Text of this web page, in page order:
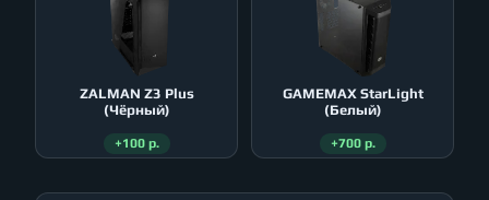
ZALMAN Z3 Plus
(Чёрный)
+100 р.
GAMEMAX StarLight
(Белый)
+700 р.